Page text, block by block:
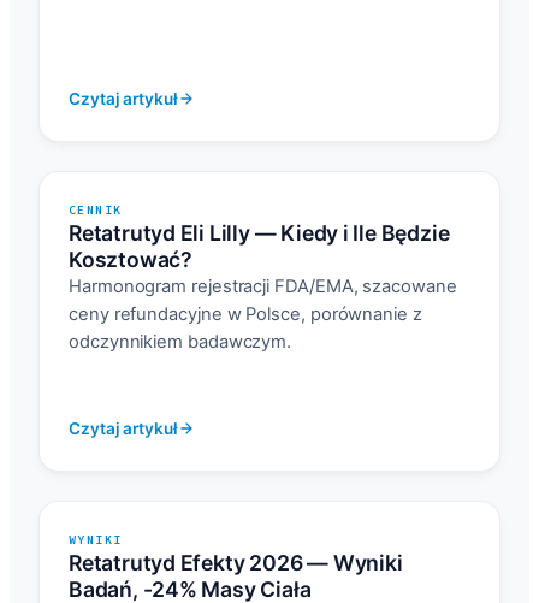
Czytaj artykuł
CENNIK
Retatrutyd Eli Lilly — Kiedy i Ile Będzie
Kosztować?
Harmonogram rejestracji FDA/EMA, szacowane
ceny refundacyjne w Polsce, porównanie z
odczynnikiem badawczym.
Czytaj artykuł
WYNIKI
Retatrutyd Efekty 2026 — Wyniki
Badań, -24% Masy Ciała